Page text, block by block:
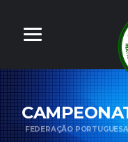
FEDERAÇÃO